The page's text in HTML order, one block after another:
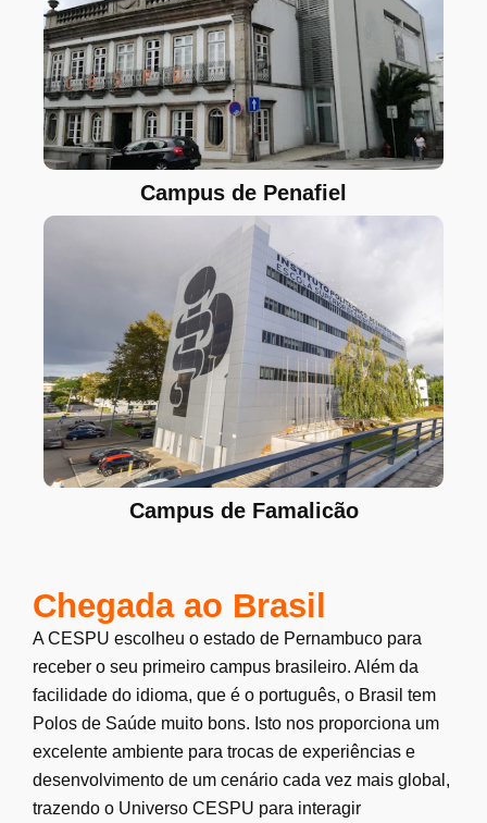
Campus de Penafiel
Campus de Famalicão
Chegada ao Brasil
A CESPU escolheu o estado de Pernambuco para
receber o seu primeiro campus brasileiro. Além da
facilidade do idioma, que é o português, o Brasil tem
Polos de Saúde muito bons. Isto nos proporciona um
excelente ambiente para trocas de experiências e
desenvolvimento de um cenário cada vez mais global,
trazendo o Universo CESPU para interagir